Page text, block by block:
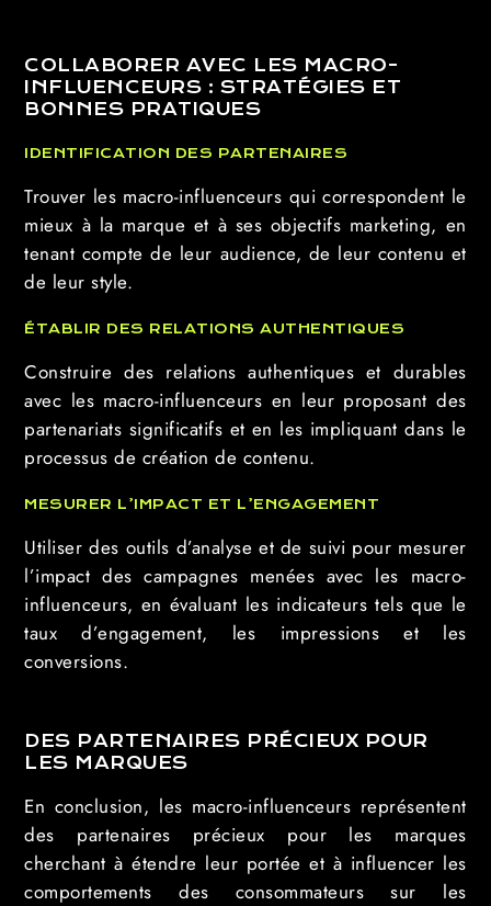
COLLABORER AVEC LES MACRO-
INFLUENCEURS : STRATÉGIES ET
BONNES PRATIQUES
IDENTIFICATION DES PARTENAIRES
Trouver les macro-influenceurs qui correspondent le
mieux à la marque et à ses objectifs marketing, en
tenant compte de leur audience, de leur contenu et
de leur style.
ÉTABLIR DES RELATIONS AUTHENTIQUES
Construire des relations authentiques et durables
avec les macro-influenceurs en leur proposant des
partenariats significatifs et en les impliquant dans le
processus de création de contenu.
MESURER L’IMPACT ET L’ENGAGEMENT
Utiliser des outils d’analyse et de suivi pour mesurer
l’impact des campagnes menées avec les macro-
influenceurs, en évaluant les indicateurs tels que le
taux d’engagement, les impressions et les
conversions.
DES PARTENAIRES PRÉCIEUX POUR
LES MARQUES
En conclusion, les macro-influenceurs représentent
des partenaires précieux pour les marques
cherchant à étendre leur portée et à influencer les
comportements des consommateurs sur les